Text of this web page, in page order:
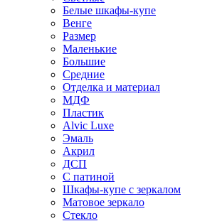
Белые шкафы-купе
Венге
Размер
Маленькие
Большие
Средние
Отделка и материал
МДФ
Пластик
Alvic Luxe
Эмаль
Акрил
ДСП
С патиной
Шкафы-купе с зеркалом
Матовое зеркало
Стекло